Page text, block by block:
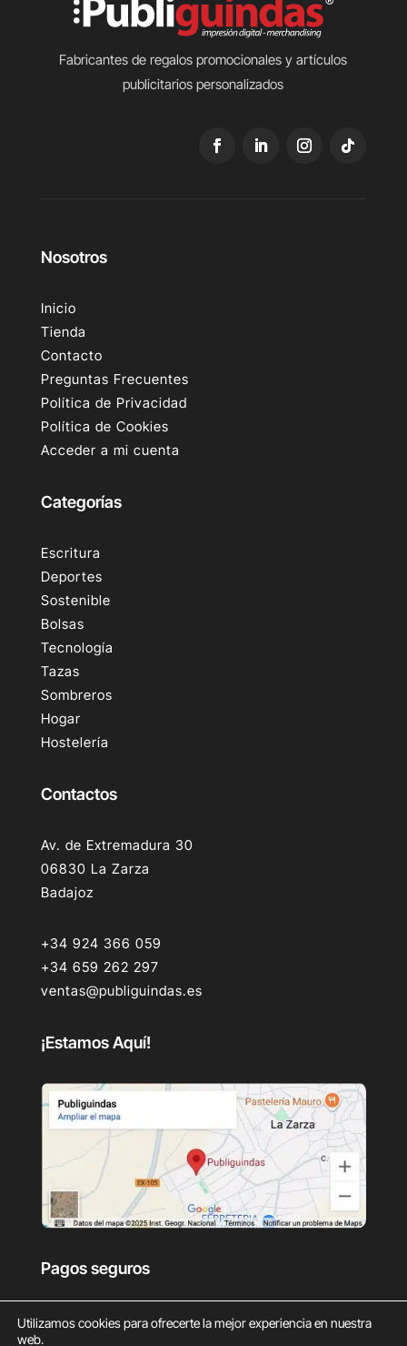
Fabricantes de regalos promocionales y artículos
publicitarios personalizados
Nosotros
Inicio
Tienda
Contacto
Preguntas Frecuentes
Política de Privacidad
Política de Cookies
Acceder a mi cuenta
Categorías
Escritura
Deportes
Sostenible
Bolsas
Tecnología
Tazas
Sombreros
Hogar
Hostelería
Contactos
Av. de Extremadura 30
06830 La Zarza
Badajoz
+34 924 366 059
+34 659 262 297
ventas@publiguindas.es
¡Estamos Aquí!
Pagos seguros
Utilizamos cookies para ofrecerte la mejor experiencia en nuestra
web.